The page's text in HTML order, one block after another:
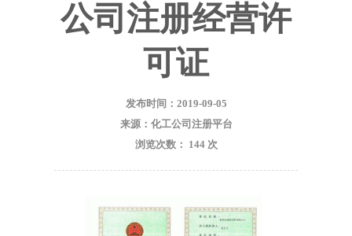
公司注册经营许
可证
发布时间：2019-09-05
来源：化工公司注册平台
浏览次数： 144 次